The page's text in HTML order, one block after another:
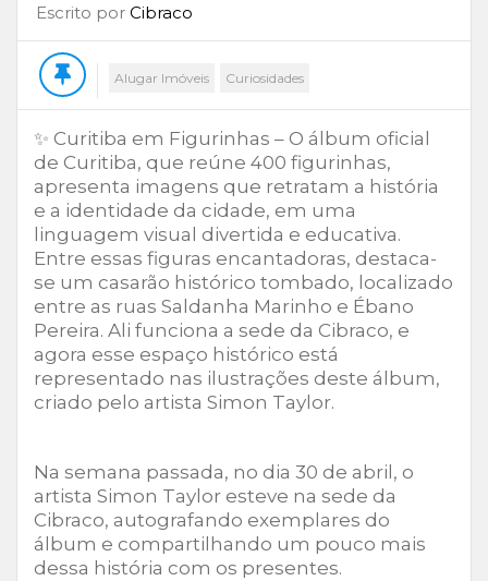
Escrito por Cibraco
Alugar Imóveis Curiosidades
✨ Curitiba em Figurinhas – O álbum oficial
de Curitiba, que reúne 400 figurinhas,
apresenta imagens que retratam a história
e a identidade da cidade, em uma
linguagem visual divertida e educativa.
Entre essas figuras encantadoras, destaca-
se um casarão histórico tombado, localizado
entre as ruas Saldanha Marinho e Ébano
Pereira. Ali funciona a sede da Cibraco, e
agora esse espaço histórico está
representado nas ilustrações deste álbum,
criado pelo artista Simon Taylor.
Na semana passada, no dia 30 de abril, o
artista Simon Taylor esteve na sede da
Cibraco, autografando exemplares do
álbum e compartilhando um pouco mais
dessa história com os presentes.